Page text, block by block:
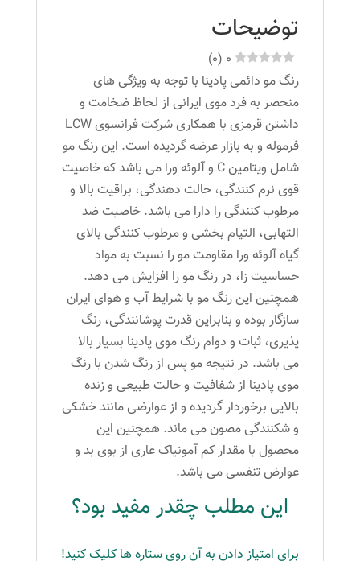
رنگ
قهوه
دودی
روشن
عدد
توضیحات
0
(
0
)
رنگ مو دائمی پادینا با توجه به ویژگی های
منحصر به فرد موی ایرانی از لحاظ ضخامت و
داشتن قرمزی با همکاری شرکت فرانسوی LCW
فرموله و به بازار عرضه گردیده است. این رنگ مو
شامل ویتامین C و آلوئه ورا می باشد که خاصیت
قوی نرم کنندگی، حالت دهندگی، براقیت بالا و
مرطوب کنندگی را دارا می باشد. خاصیت ضد
التهابی، التیام بخشی و مرطوب کنندگی بالای
گیاه آلوئه ورا مقاومت مو را نسبت به مواد
حساسیت زا، در رنگ مو را افزایش می دهد.
همچنین این رنگ مو با شرایط آب و هوای ایران
سازگار بوده و بنابراین قدرت پوشانندگی، رنگ
پذیری، ثبات و دوام رنگ موی پادینا بسیار بالا
می باشد. در نتیجه مو پس از رنگ شدن با رنگ
موی پادینا از شفافیت و حالت طبیعی و زنده
بالایی برخوردار گردیده و از عوارضی مانند خشکی
و شکنندگی مصون می ماند. همچنین این
محصول با مقدار کم آمونیاک عاری از بوی بد و
عوارض تنفسی می باشد.
این مطلب چقدر مفید بود؟
برای امتیاز دادن به آن روی ستاره ها کلیک کنید!